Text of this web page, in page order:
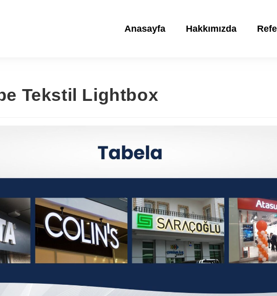
Anasayfa Hakkımızda
Tekstil Lightbox